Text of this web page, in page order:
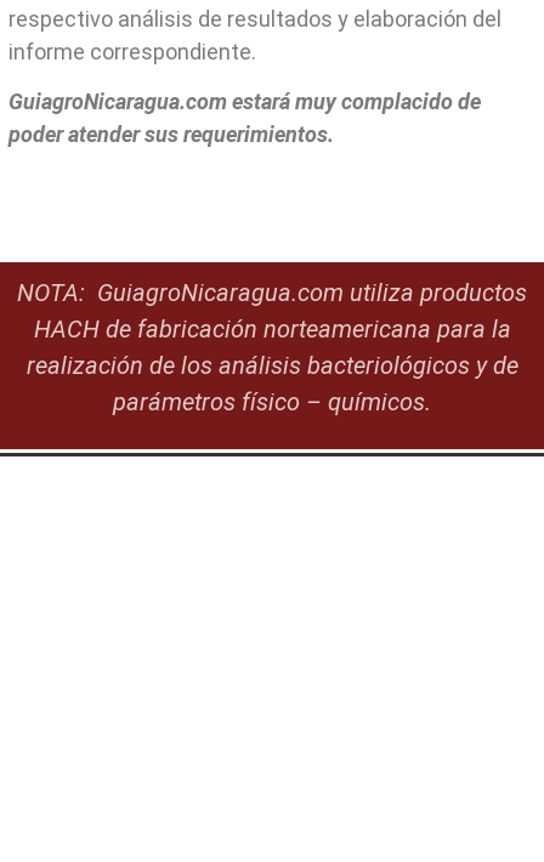
respectivo análisis de resultados y elaboración del
informe correspondiente.
GuiagroNicaragua.com estará muy complacido de
poder atender sus requerimientos.
NOTA: GuiagroNicaragua.com utiliza productos
HACH de fabricación norteamericana para la
realización de los análisis bacteriológicos y de
parámetros físico – químicos.